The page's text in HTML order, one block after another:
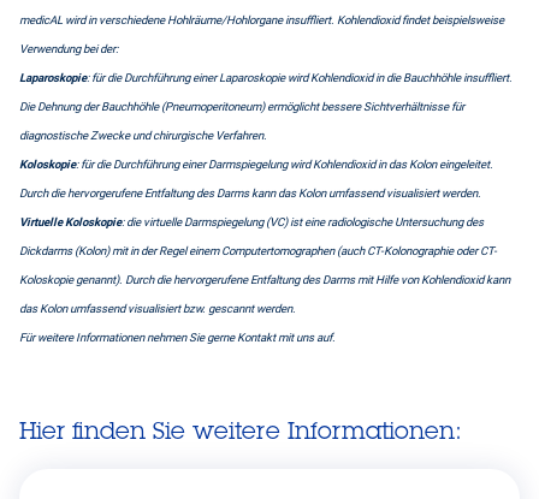
medicAL wird in verschiedene Hohlräume/Hohlorgane insuffliert. Kohlendioxid findet beispielsweise
Verwendung bei der:
Laparoskopie: für die Durchführung einer Laparoskopie wird Kohlendioxid in die Bauchhöhle insuffliert.
Die Dehnung der Bauchhöhle (Pneumoperitoneum) ermöglicht bessere Sichtverhältnisse für
diagnostische Zwecke und chirurgische Verfahren.
Koloskopie: für die Durchführung einer Darmspiegelung wird Kohlendioxid in das Kolon eingeleitet.
Durch die hervorgerufene Entfaltung des Darms kann das Kolon umfassend visualisiert werden.
Virtuelle Koloskopie: die virtuelle Darmspiegelung (VC) ist eine radiologische Untersuchung des
Dickdarms (Kolon) mit in der Regel einem Computertomographen (auch CT-Kolonographie oder CT-
Koloskopie genannt). Durch die hervorgerufene Entfaltung des Darms mit Hilfe von Kohlendioxid kann
das Kolon umfassend visualisiert bzw. gescannt werden.
Für weitere Informationen nehmen Sie gerne Kontakt mit uns auf.
Hier finden Sie weitere Informationen: